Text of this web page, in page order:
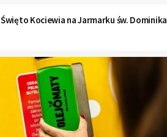
Święto Kociewia na Jarmarku św. Dominika